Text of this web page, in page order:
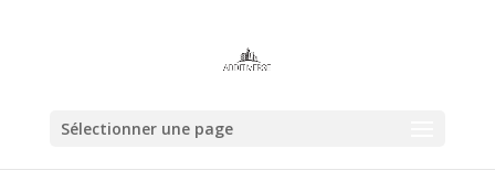
Sélectionner une page